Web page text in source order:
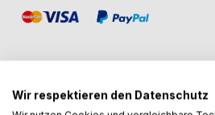
BESCHREIBUNG
Wir respektieren den Datenschutz